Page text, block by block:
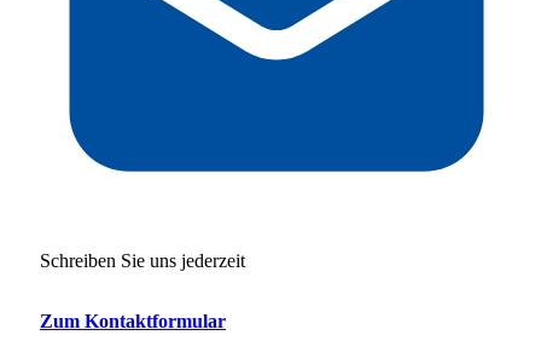
Schreiben Sie uns jederzeit
Zum Kontaktformular